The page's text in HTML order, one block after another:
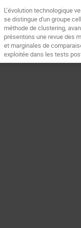
L’évolution technologique
se distingue d'un groupe
méthode de clustering,
présentons une revue des
et marginales de
exploitée dans les tests